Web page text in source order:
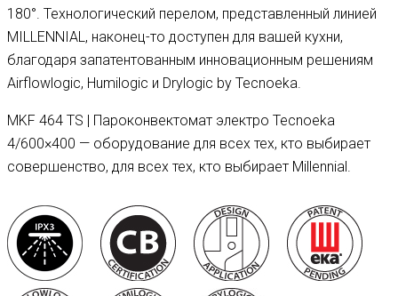
180°. Технологический перелом, представленный линией
MILLENNIAL, наконец-то доступен для вашей кухни,
благодаря запатентованным инновационным решениям
Airflowlogic, Humilogic и Drylogic by Tecnoeka.
MKF 464 TS | Пароконвектомат электро Tecnoeka
4/600×400 — оборудование для всех тех, кто выбирает
совершенство, для всех тех, кто выбирает Millennial.